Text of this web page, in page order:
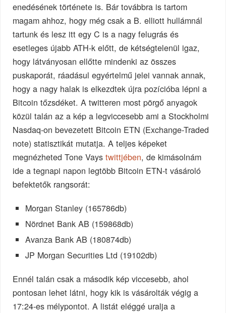
enedésének története is. Bár továbbra is tartom
magam ahhoz, hogy még csak a B. elliott hullámnál
tartunk és lesz itt egy C is a nagy felugrás és
esetleges újabb ATH-k előtt, de kétségtelenül igaz,
hogy látványosan ellőtte mindenki az összes
puskaporát, ráadásul egyértelmű jelei vannak annak,
hogy a nagy halak is elkezdtek újra pozícióba lépni a
Bitcoin tőzsdéket. A twitteren most pörgő anyagok
közül talán az a kép a legviccesebb ami a Stockholmi
Nasdaq-on bevezetett Bitcoin ETN (Exchange-Traded
note) statisztikát mutatja. A teljes képeket
megnézheted Tone Vaystwittjében, de kimásolnám
ide a tegnapi napon legtöbb Bitcoin ETN-t vásároló
befektetők rangsorát:
Morgan Stanley (165786db)
Nördnet Bank AB (159868db)
Avanza Bank AB (180874db)
JP Morgan Securities Ltd (19102db)
Ennél talán csak a második kép viccesebb, ahol
pontosan lehet látni, hogy kik is vásárolták végig a
17:24-es mélypontot. A listát eléggé uralja a